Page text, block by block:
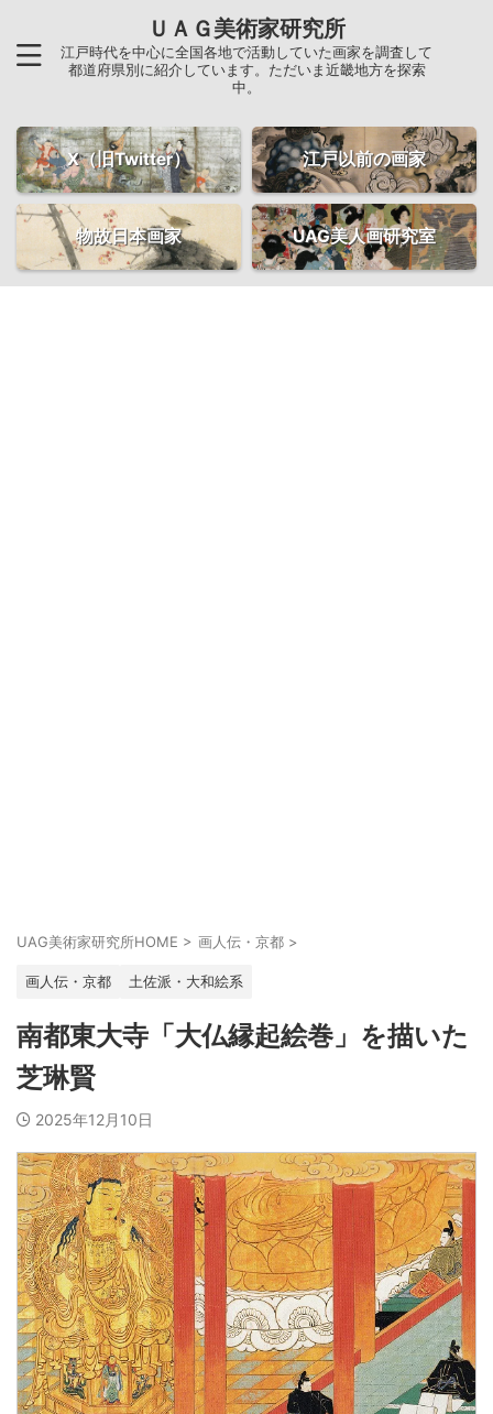
ＵＡＧ美術家研究所
江戸時代を中心に全国各地で活動していた画家を調査して
都道府県別に紹介しています。ただいま近畿地方を探索
中。
X（旧Twitter） 江戸以前の画家
物故日本画家 UAG美人画研究室
UAG美術家研究所HOME > 画人伝・京都 >
画人伝・京都 土佐派・大和絵系
南都東大寺「大仏縁起絵巻」を描いた
芝琳賢
2025年12月10日